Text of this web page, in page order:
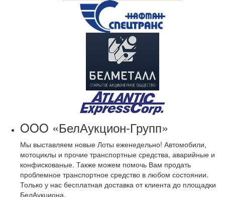
OOO «БелАукцион-Групп»
Мы выставляем новые Лоты еженедельно! Автомобили,
мотоциклы и прочие транспортные средства, аварийные и
конфискованые. Также можем помочь Вам продать
проблемное транспортное средство в любом состоянии.
Только у нас бесплатная доставка от клиента до площадки
БелАукциона.